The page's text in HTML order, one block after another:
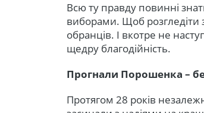
Всю ту правду повинні
виборами. Щоб розгледіти
обранців. І вкотре не
щедру благодійність.
Прогнали Порошенка –
Протягом 28 років